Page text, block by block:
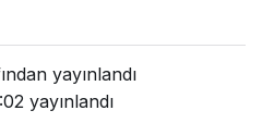
yayınlandı
yayınlandı